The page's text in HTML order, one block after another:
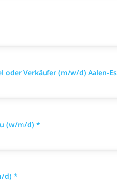
oder Verkäufer (m/w/d) Aalen-
(w/m/d) *
d) *